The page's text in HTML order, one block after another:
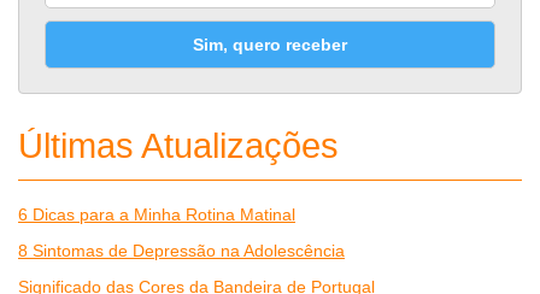
Sim, quero receber
Últimas Atualizações
6 Dicas para a Minha Rotina Matinal
8 Sintomas de Depressão na Adolescência
Significado das Cores da Bandeira de Portugal